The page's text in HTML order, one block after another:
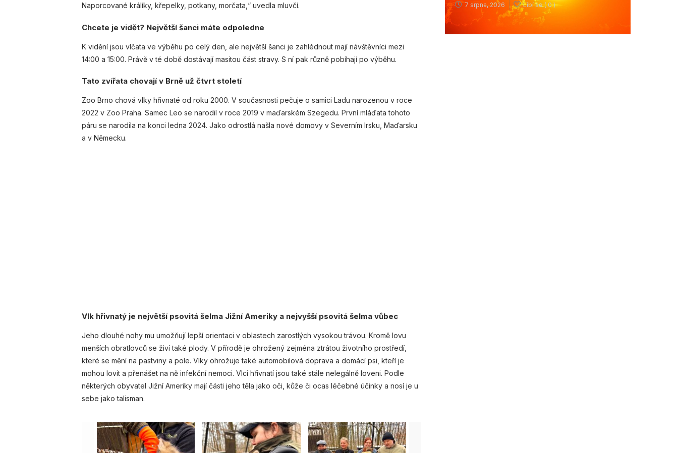
Naporcované králíky, křepelky, potkany, morčata,“ uvedla mluvčí.
Chcete je vidět? Největší šanci máte odpoledne
K vidění jsou vlčata ve výběhu po celý den, ale největší šanci je zahlédnout mají návštěvníci mezi
14:00 a 15:00. Právě v té době dostávají masitou část stravy. S ní pak různě pobíhají po výběhu.
Tato zvířata chovají v Brně už čtvrt století
Zoo Brno chová vlky hřivnaté od roku 2000. V současnosti pečuje o samici Ladu narozenou v roce
2022 v Zoo Praha. Samec Leo se narodil v roce 2019 v maďarském Szegedu. První mláďata tohoto
páru se narodila na konci ledna 2024. Jako odrostlá našla nové domovy v Severním Irsku, Maďarsku
a v Německu.
Vlk hřivnatý je největší psovitá šelma Jižní Ameriky a nejvyšší psovitá šelma vůbec
Jeho dlouhé nohy mu umožňují lepší orientaci v oblastech zarostlých vysokou trávou. Kromě lovu
menších obratlovců se živí také plody. V přírodě je ohrožený zejména ztrátou životního prostředí,
které se mění na pastviny a pole. Vlky ohrožuje také automobilová doprava a domácí psi, kteří je
mohou lovit a přenášet na ně infekční nemoci. Vlci hřivnatí jsou také stále nelegálně loveni. Podle
některých obyvatel Jižní Ameriky mají části jeho těla jako oči, kůže či ocas léčebné účinky a nosí je u
sebe jako talisman.
7 srpna, 2026 Líbí se (0 )